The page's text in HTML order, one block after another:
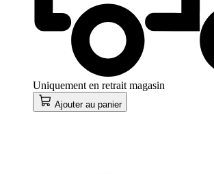
Uniquement en retrait magasin
Ajouter au panier